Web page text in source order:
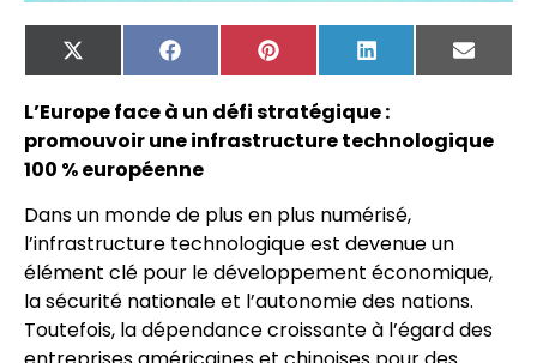
X
(Twitter)
FacebookPinterest LinkedIn
Email
L’Europe face à un défi stratégique :
promouvoir une infrastructure technologique
100 % européenne
Dans un monde de plus en plus numérisé,
l’infrastructure technologique est devenue un
élément clé pour le développement économique,
la sécurité nationale et l’autonomie des nations.
Toutefois, la dépendance croissante à l’égard des